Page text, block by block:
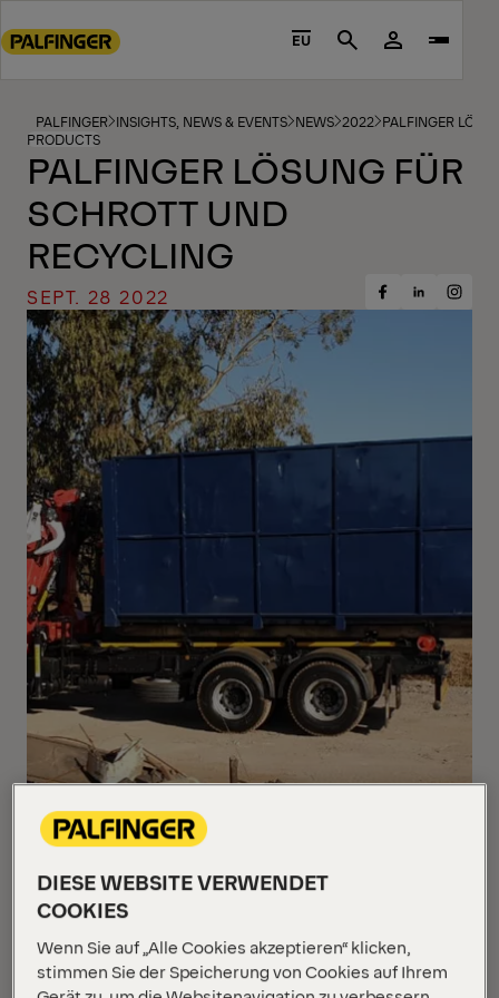
to
footer
content
EU Search
PALFINGER INSIGHTS, NEWS & EVENTS NEWS 2022 PALFINGER
PRODUCTS
PALFINGER LÖSUNG FÜR
SCHROTT UND
RECYCLING
SEPT. 28 2022
ShareShareShare
Die Kombination aus einem PALFINGER EPSILON
DIESE WEBSITE VERWENDET
COOKIES
Wenn Sie auf „Alle Cookies akzeptieren“ klicken,
stimmen Sie der Speicherung von Cookies auf Ihrem